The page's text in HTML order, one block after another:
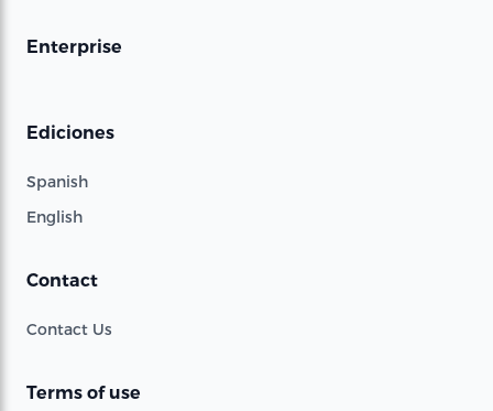
Enterprise
Ediciones
Spanish
English
Contact
Contact Us
Terms of use